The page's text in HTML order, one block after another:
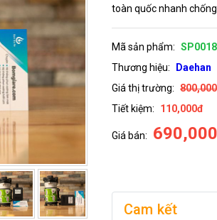
toàn quốc nhanh chống
Mã sản phẩm:
Thương hiệu:
Daehan
Giá thị trường:
Tiết kiệm:
110,000đ
Giá bán:
Cam kết